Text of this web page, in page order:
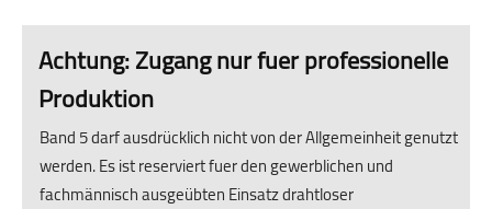
Achtung: Zugang nur fuer professionelle
Produktion
Band 5 darf ausdrücklich nicht von der Allgemeinheit genutzt
werden. Es ist reserviert fuer den gewerblichen und
fachmännisch ausgeübten Einsatz drahtloser